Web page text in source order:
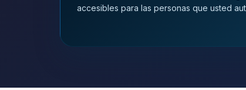
accesibles para las personas que usted